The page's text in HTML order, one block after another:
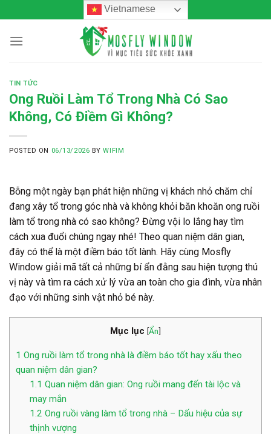
to
content
Vietnamese
TIN TỨC
Ong Ruồi Làm Tổ Trong Nhà Có Sao
Không, Có Điềm Gì Không?
POSTED ON 06/13/2026 BYWIFIM
Bỗng một ngày bạn phát hiện những vị khách nhỏ chăm chỉ
đang xây tổ trong góc nhà và không khỏi băn khoăn ong ruồi
làm tổ trong nhà có sao không? Đừng vội lo lắng hay tìm
cách xua đuổi chúng ngay nhé! Theo quan niệm dân gian,
đây có thể là một điềm báo tốt lành. Hãy cùng Mosfly
Window giải mã tất cả những bí ẩn đằng sau hiện tượng thú
vị này và tìm ra cách xử lý vừa an toàn cho gia đình, vừa nhân
đạo với những sinh vật nhỏ bé này.
Mục lục [Ẩn]
1 Ong ruồi làm tổ trong nhà là điềm báo tốt hay xấu theo
quan niệm dân gian?
1.1 Quan niệm dân gian: Ong ruồi mang đến tài lộc và
may mắn
1.2 Ong ruồi vàng làm tổ trong nhà – Dấu hiệu của sự
thịnh vượng